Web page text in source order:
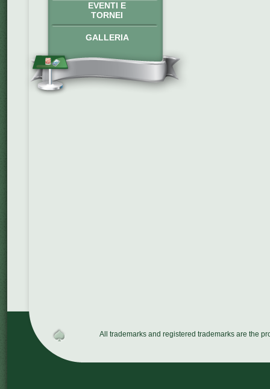
EVENTI E
TORNEI
GALLERIA
All trademarks and registered trademarks are the